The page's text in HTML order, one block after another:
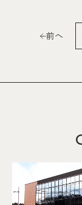
前へ